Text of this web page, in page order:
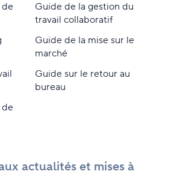
Guide de la gestion du
travail collaboratif
Guide de la mise sur le
marché
Guide sur le retour au
bureau
actualités et mises à